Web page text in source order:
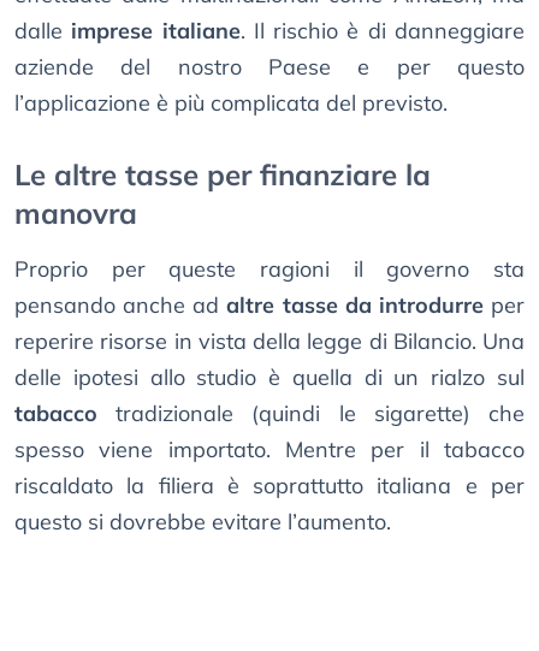
dalle imprese italiane. Il rischio è di danneggiare
aziende del nostro Paese e per questo
l’applicazione è più complicata del previsto.
Le altre tasse per finanziare la
manovra
Proprio per queste ragioni il governo sta
pensando anche adaltre tasse da introdurreper
reperire risorse in vista della legge di Bilancio. Una
delle ipotesi allo studio è quella di un rialzo sul
tabacco tradizionale (quindi le sigarette) che
spesso viene importato. Mentre per il tabacco
riscaldato la filiera è soprattutto italiana e per
questo si dovrebbe evitare l’aumento.